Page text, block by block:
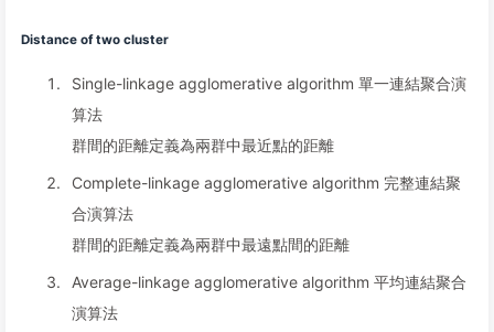
Distance of two cluster
Single-linkage agglomerative algorithm 單一連結聚合演
算法
群間的距離定義為兩群中最近點的距離
Complete-linkage agglomerative algorithm 完整連結聚
合演算法
群間的距離定義為兩群中最遠點間的距離
Average-linkage agglomerative algorithm 平均連結聚合
演算法